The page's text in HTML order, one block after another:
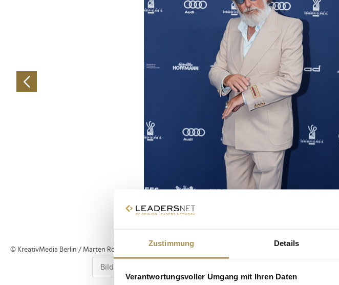
Zustimmung Details
Verantwortungsvoller Umgang mit Ihren Daten
© KreativMedia Berlin / Marten Ronneburg